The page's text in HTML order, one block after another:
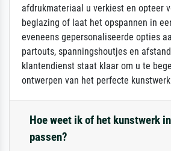
afdrukmateriaal u verkiest en opteer
beglazing of laat het opspannen in
eveneens gepersonaliseerde opties
partouts, spanningshoutjes en
klantendienst staat klaar om u te
ontwerpen van het perfecte
Hoe weet ik of het kunstwerk
passen?